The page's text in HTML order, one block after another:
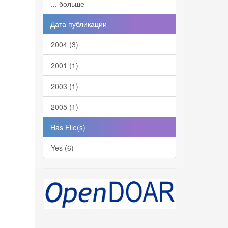
... больше
Дата публикации
2004 (3)
2001 (1)
2003 (1)
2005 (1)
Has File(s)
Yes (6)